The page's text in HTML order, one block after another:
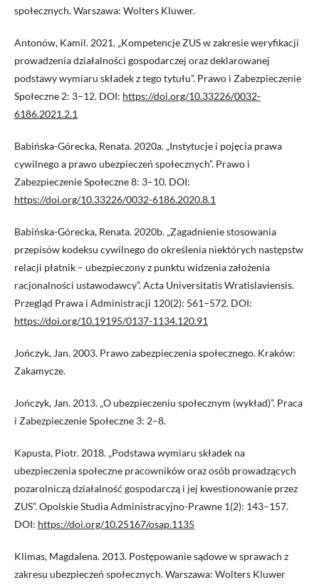
społecznych. Warszawa: Wolters Kluwer.
Antonów, Kamil. 2021. „Kompetencje ZUS w zakresie weryfikacji
prowadzenia działalności gospodarczej oraz deklarowanej
podstawy wymiaru składek z tego tytułu”. Prawo i Zabezpieczenie
Społeczne 2: 3–12. DOI: https://doi.org/10.33226/0032-
6186.2021.2.1
Babińska-Górecka, Renata. 2020a. „Instytucje i pojęcia prawa
cywilnego a prawo ubezpieczeń społecznych”. Prawo i
Zabezpieczenie Społeczne 8: 3–10. DOI:
https://doi.org/10.33226/0032-6186.2020.8.1
Babińska-Górecka, Renata. 2020b. „Zagadnienie stosowania
przepisów kodeksu cywilnego do określenia niektórych następstw
relacji płatnik – ubezpieczony z punktu widzenia założenia
racjonalności ustawodawcy”. Acta Universitatis Wratislaviensis.
Przegląd Prawa i Administracji 120(2): 561–572. DOI:
https://doi.org/10.19195/0137-1134.120.91
Jończyk, Jan. 2003. Prawo zabezpieczenia społecznego. Kraków:
Zakamycze.
Jończyk, Jan. 2013. „O ubezpieczeniu społecznym (wykład)”. Praca
i Zabezpieczenie Społeczne 3: 2–8.
Kapusta, Piotr. 2018. „Podstawa wymiaru składek na
ubezpieczenia społeczne pracowników oraz osób prowadzących
pozarolniczą działalność gospodarczą i jej kwestionowanie przez
ZUS”. Opolskie Studia Administracyjno-Prawne 1(2): 143–157.
DOI: https://doi.org/10.25167/osap.1135
Klimas, Magdalena. 2013. Postępowanie sądowe w sprawach z
zakresu ubezpieczeń społecznych. Warszawa: Wolters Kluwer